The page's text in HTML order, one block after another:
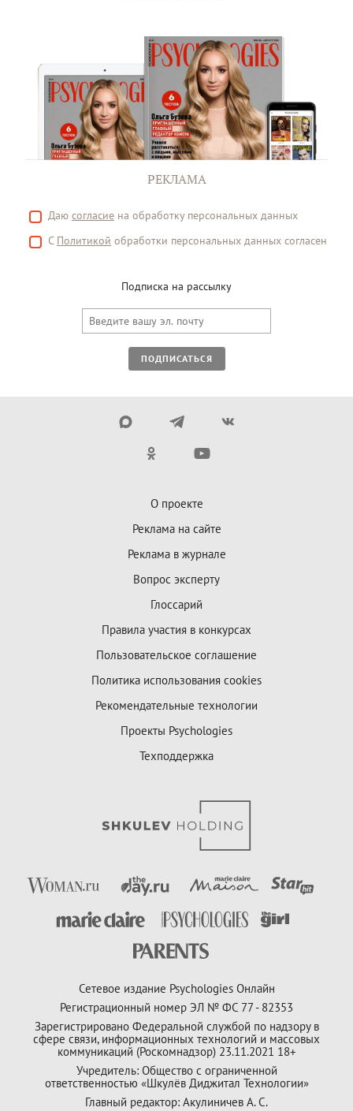
РЕКЛАМА
Даю согласие на обработку персональных данных
С Политикой обработки персональных данных согласен
Подписка на рассылку
ПОДПИСАТЬСЯ
О проекте
Реклама на сайте
Реклама в журнале
Вопрос эксперту
Глоссарий
Правила участия в конкурсах
Пользовательское соглашение
Политика использования cookies
Рекомендательные технологии
Проекты Psychologies
Техподдержка
Сетевое издание Psychologies Онлайн
Регистрационный номер ЭЛ № ФС 77 - 82353
Зарегистрировано Федеральной службой по надзору в
сфере связи, информационных технологий и массовых
коммуникаций (Роскомнадзор) 23.11.2021 18+
Учредитель: Общество с ограниченной
ответственностью «Шкулёв Диджитал Технологии»
Главный редактор: Акулиничев А. С.